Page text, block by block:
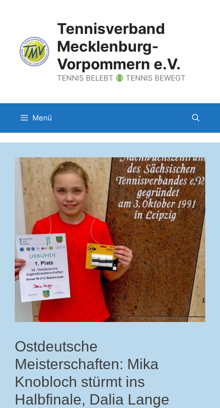
Tennisverband
Mecklenburg-
Vorpommern e.V.
TENNIS BELEBT TENNIS BEWEGT
Menü
Ostdeutsche
Meisterschaften: Mika
Knobloch stürmt ins
Halbfinale, Dalia Lange